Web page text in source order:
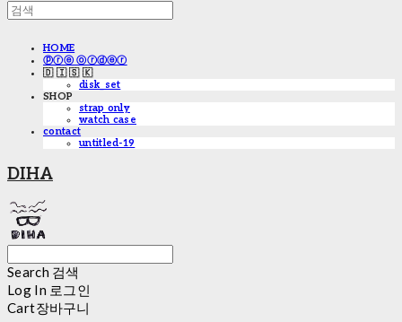
HOME
ⓟⓡⓔ ⓞⓡⓓⓔⓡ
🇩 🇮 🇸 🇰
disk_set
SHOP
strap only
watch case
contact
untitled-19
DIHA
Search 검색
Log In 로그인
Cart장바구니